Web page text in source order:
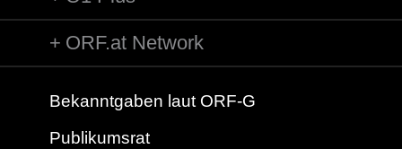
ORF.at Network
Bekanntgaben laut ORF-G
Publikumsrat